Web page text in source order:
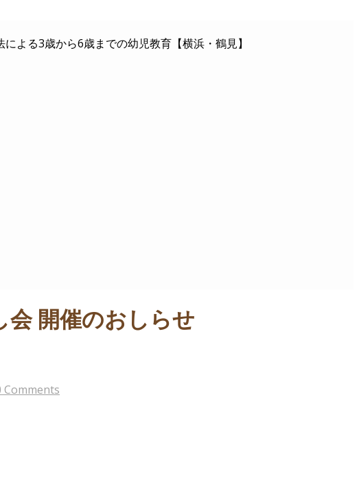
よる3歳から6歳までの幼児教育【横浜・鶴見】
会 開催のおしらせ
Comments